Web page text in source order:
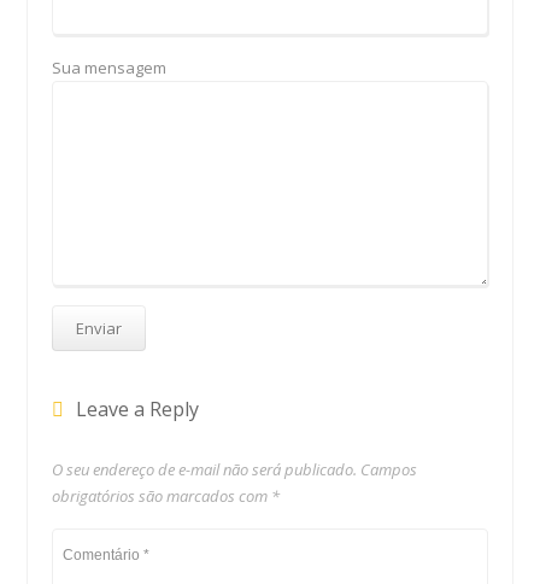
Sua mensagem
Leave a Reply
O seu endereço de e-mail não será publicado. Campos
obrigatórios são marcados com *